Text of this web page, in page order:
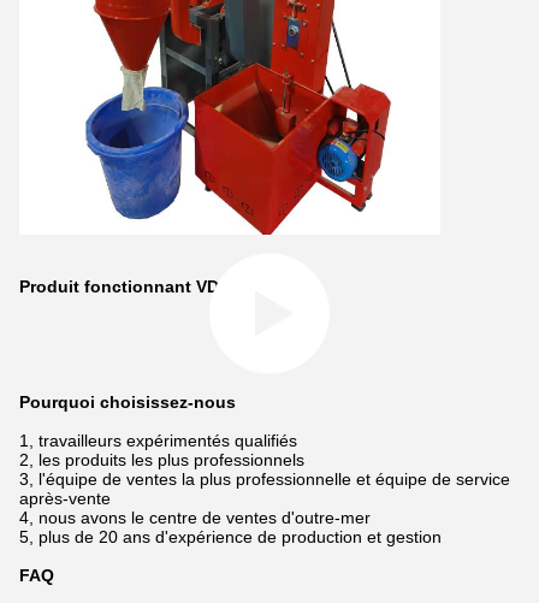
Produit fonctionnant VDO
Pourquoi choisissez-nous
1, travailleurs expérimentés qualifiés
2, les produits les plus professionnels
3, l'équipe de ventes la plus professionnelle et équipe de service
après-vente
4, nous avons le centre de ventes d'outre-mer
5, plus de 20 ans d'expérience de production et gestion
FAQ